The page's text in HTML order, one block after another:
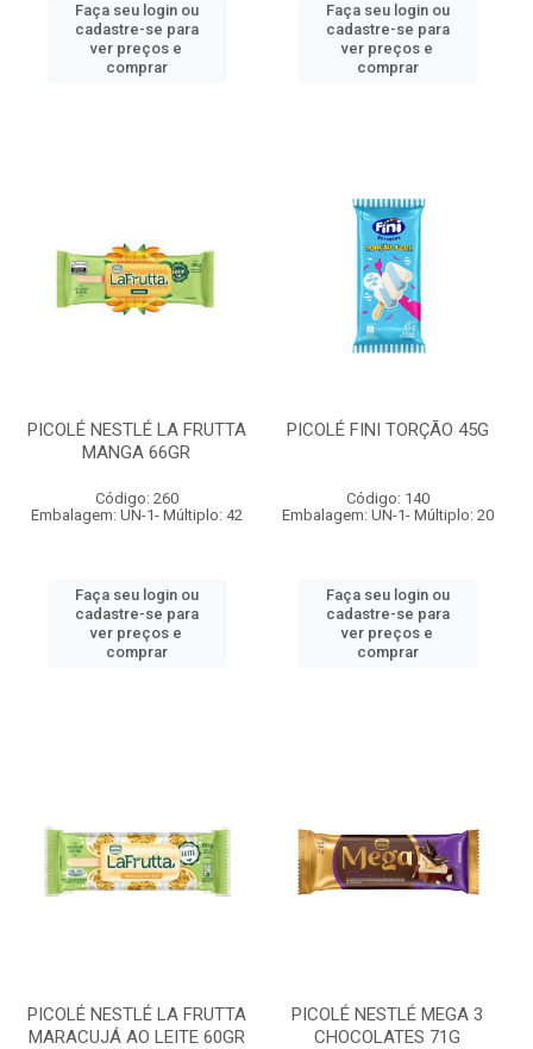
Faça seu login ou
cadastre-se para
ver preços e
comprar
Faça seu login ou
cadastre-se para
ver preços e
comprar
PICOLÉ NESTLÉ LA FRUTTA
MANGA 66GR
Código: 260
Embalagem: UN-1- Múltiplo: 42
Faça seu login ou
cadastre-se para
ver preços e
comprar
PICOLÉ FINI TORÇÃO 45G
Código: 140
Embalagem: UN-1- Múltiplo: 20
Faça seu login ou
cadastre-se para
ver preços e
comprar
PICOLÉ NESTLÉ LA FRUTTA
MARACUJÁ AO LEITE 60GR
PICOLÉ NESTLÉ MEGA 3
CHOCOLATES 71G